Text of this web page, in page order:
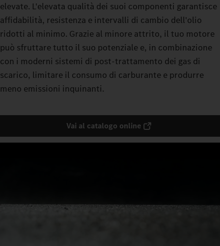
elevate. L'elevata qualità dei suoi componenti garantisce
affidabilità, resistenza e intervalli di cambio dell'olio
ridotti al minimo. Grazie al minore attrito, il tuo motore
può sfruttare tutto il suo potenziale e, in combinazione
con i moderni sistemi di post-trattamento dei gas di
scarico, limitare il consumo di carburante e produrre
meno emissioni inquinanti.
Vai al catalogo online